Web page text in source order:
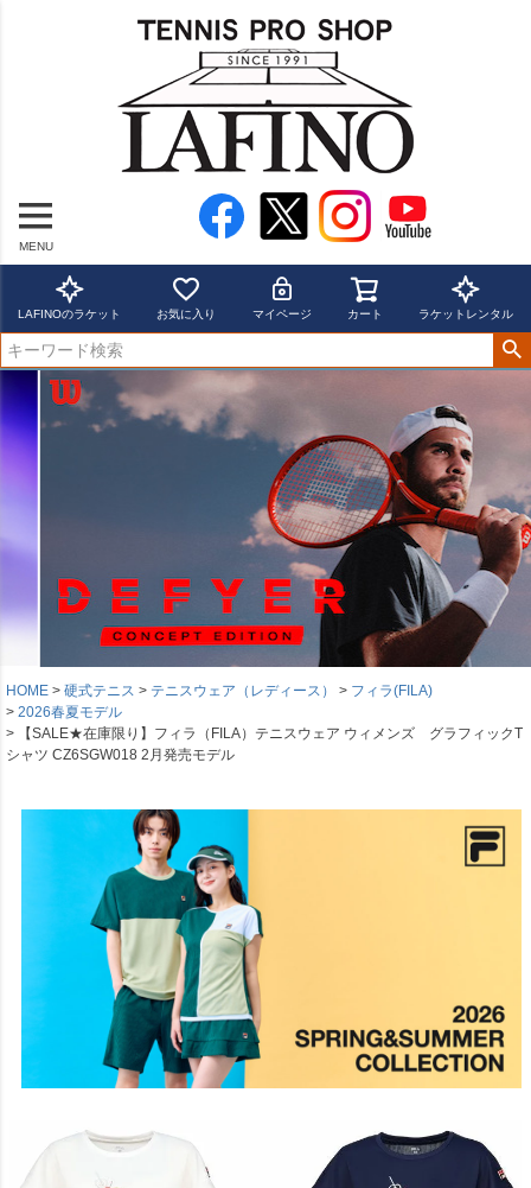
MENU
LAFINOのラケット お気に入り マイページ カート ラケットレンタル
HOME 硬式テニス テニスウェア（レディース）
フィラ(FILA)
2026春夏モデル
【SALE★在庫限り】フィラ（FILA）テニスウェア ウィメンズ グラフィックT
シャツ CZ6SGW018 2月発売モデル